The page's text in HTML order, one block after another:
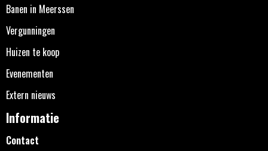
Banen in Meerssen
Vergunningen
Huizen te koop
Evenementen
Extern nieuws
Informatie
Contact